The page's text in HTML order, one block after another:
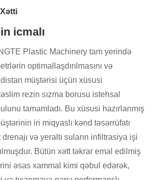
icmalı
Plastic Machinery tam yerində
optimallaşdırılmasını və
müştərisi üçün xüsusi
rezin sızma borusu istehsal
tamamladı. Bu xüsusi hazırlanmış
iri miqyaslı kənd təsərrüfatı
və yeraltı suların infiltrasiya işi
Bütün xətt təkrar emal edilmiş
əsas xammal kimi qəbul edərək,